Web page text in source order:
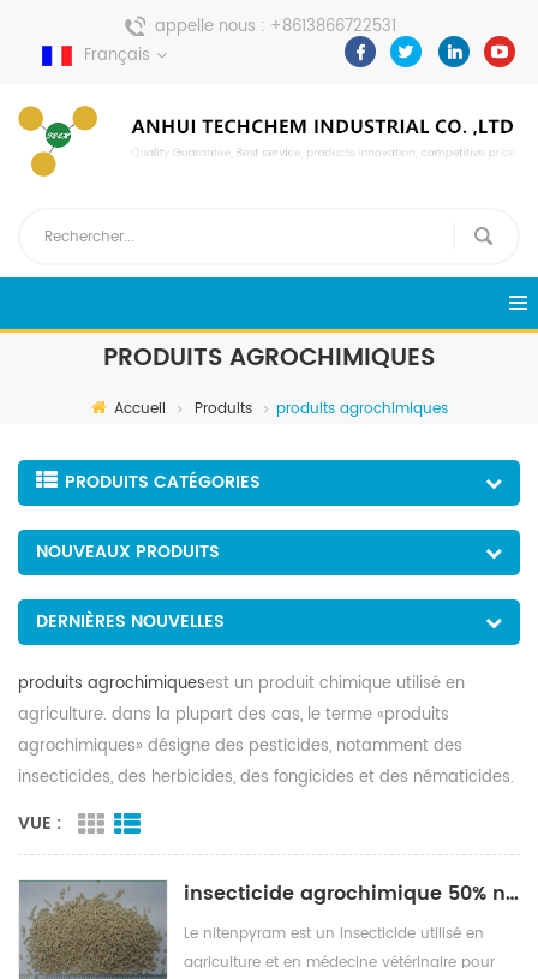
appelle nous : +8613866722531
envoyer un message :
pweiping@techemi.com
Français
PRODUITS AGROCHIMIQUES
Accueil Produits produits agrochimiques
PRODUITS CATÉGORIES
NOUVEAUX PRODUITS
DERNIÈRES NOUVELLES
produits agrochimiquesest un produit chimique utilisé en
agriculture. dans la plupart des cas, le terme «produits
agrochimiques» désigne des pesticides, notamment des
insecticides, des herbicides, des fongicides et des nématicides.
VUE :
insecticide agrochimique 50% nitenpyram wsg
Le nitenpyram est un insecticide utilisé en
agriculture et en médecine vétérinaire pour